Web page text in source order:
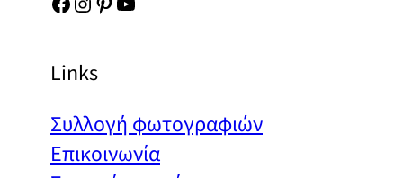
Links
Συλλογή φωτογραφιών
Επικοινωνία